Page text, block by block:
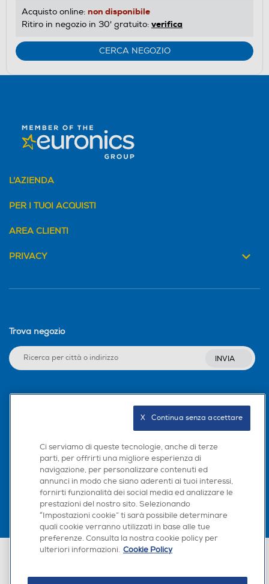
risparmio
energetico
Youreko.
Acquisto online: non disponibile
Ritiro in negozio in 30' gratuito: verifica
CERCA NEGOZIO
Hai bisogno di un
suggerimento su cosa
acquistare?
L'AZIENDA
PER I TUOI ACQUISTI
AREA CLIENTI
PRIVACY
Trova negozio
INVIA
Scarica la nostra app
Euronics Italia SpA. Sede legale Via Montefeltro, 6/a 20156 Milano
Ci serviamo di queste tecnologie, anche di terze
parti, per offrirti una migliore esperienza di
navigazione, per personalizzare contenuti ed
annunci in modo che siano aderenti ai tuoi interessi,
fornirti funzionalità dei social media ed analizzare le
prestazioni del nostro sito. Selezionando
“Impostazioni cookie” ti sarà possibile determinare
quali cookie verranno utilizzati in base alle tue
preferenze. Consulta la nostra cookie policy per
ulteriori informazioni. Cookie Policy
X   Continua senza accettare